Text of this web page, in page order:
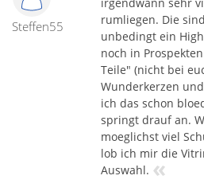
Steffen55
rumliegen. Die
unbedingt ein
noch in
Teile" (nicht bei
Wunderkerzen
ich das schon
springt drauf an.
moeglichst viel
lob ich mir die
Auswahl. «